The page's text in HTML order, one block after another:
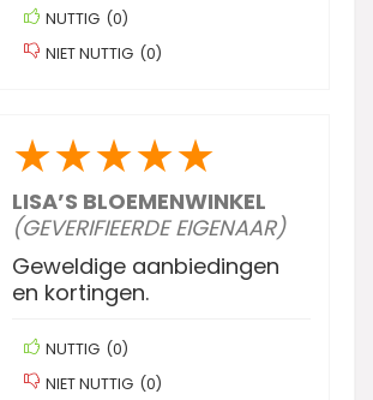
NUTTIG (0)
NIET NUTTIG (0)
★★★★★
LISA’S BLOEMENWINKEL
(GEVERIFIEERDE EIGENAAR)
Geweldige aanbiedingen
en kortingen.
NUTTIG (0)
NIET NUTTIG (0)